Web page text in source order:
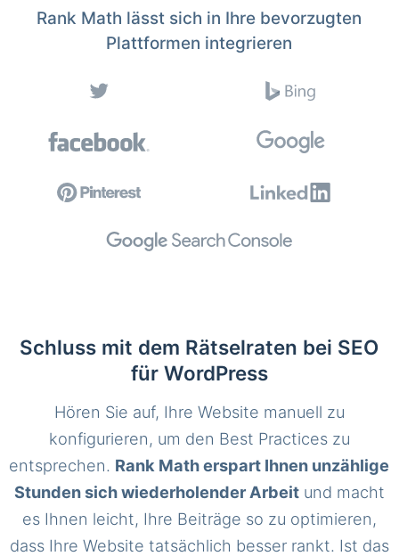
Rank Math lässt sich in Ihre bevorzugten
Plattformen integrieren
Schluss mit dem Rätselraten bei SEO
für WordPress
Hören Sie auf, Ihre Website manuell zu
konfigurieren, um den Best Practices zu
entsprechen. Rank Math erspart Ihnen unzählige
Stunden sich wiederholender Arbeitund macht
es Ihnen leicht, Ihre Beiträge so zu optimieren,
dass Ihre Website tatsächlich besser rankt. Ist das